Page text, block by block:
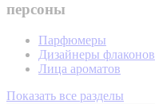
персоны
Парфюмеры
Дизайнеры флаконов
Лица ароматов
Показать все разделы